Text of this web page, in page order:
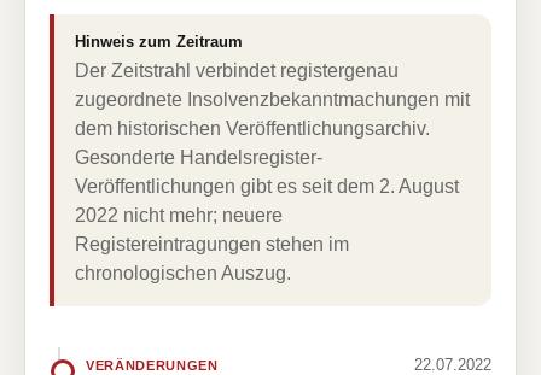
Hinweis zum Zeitraum
Der Zeitstrahl verbindet registergenau
zugeordnete Insolvenzbekanntmachungen mit
dem historischen Veröffentlichungsarchiv.
Gesonderte Handelsregister-
Veröffentlichungen gibt es seit dem 2. August
2022 nicht mehr; neuere
Registereintragungen stehen im
chronologischen Auszug.
VERÄNDERUNGEN 22.07.2022